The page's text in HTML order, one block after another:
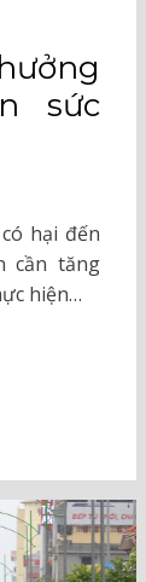
sức
hại đến
cần tăng
hiện…